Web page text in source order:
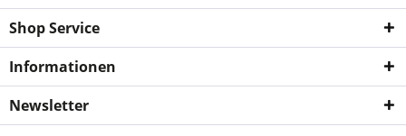
Shop Service
Informationen
Newsletter